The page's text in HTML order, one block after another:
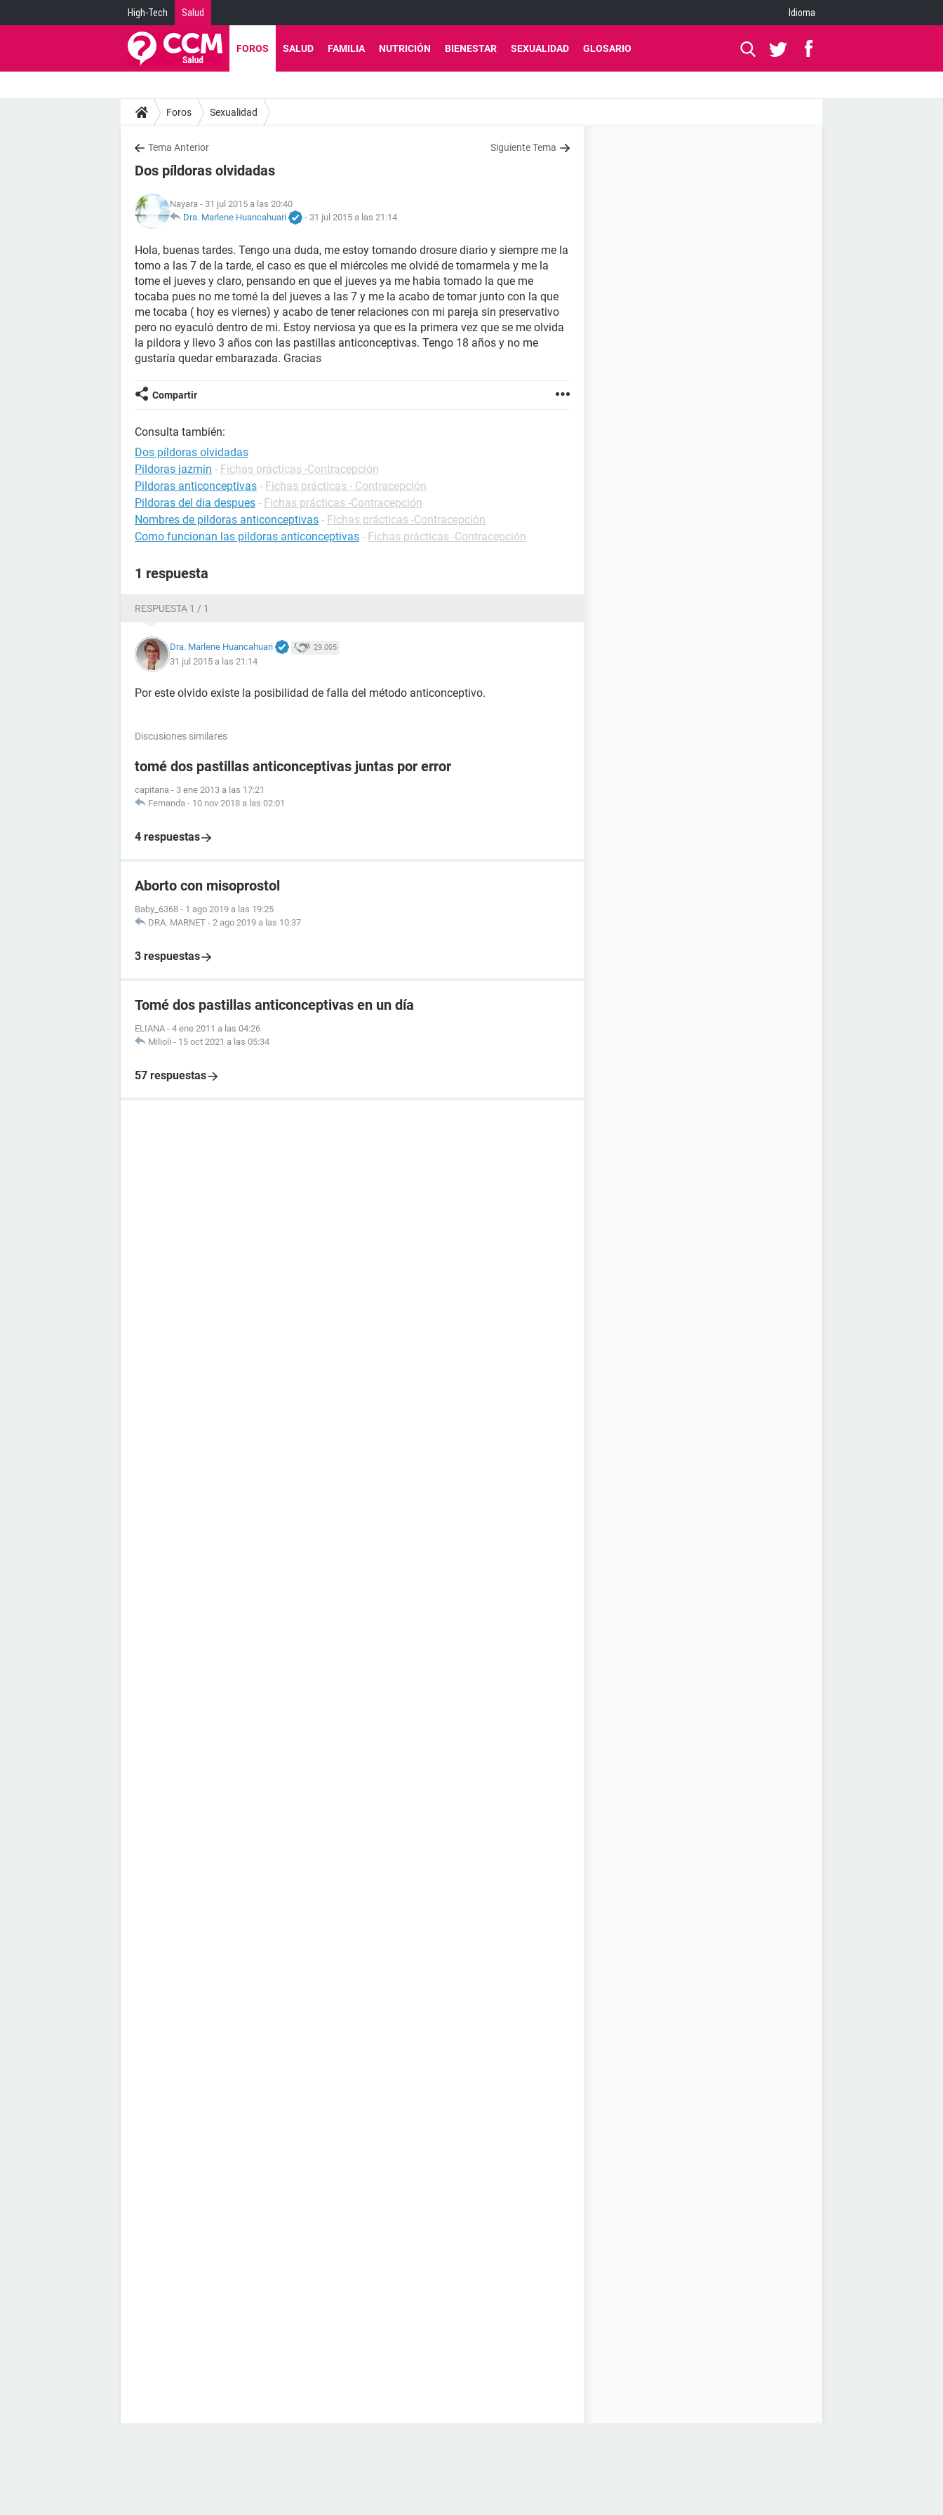
High-Tech Salud Idioma
FOROS SALUD FAMILIA NUTRICIÓN BIENESTAR SEXUALIDAD GLOSARIO
Foros Sexualidad
Tema Anterior Siguiente Tema
Dos píldoras olvidadas
Nayara - 31 jul 2015 a las 20:40
Dra. Marlene Huancahuari
- 31 jul 2015 a las 21:14
Hola, buenas tardes. Tengo una duda, me estoy tomando drosure diario y siempre me la
tomo a las 7 de la tarde, el caso es que el miércoles me olvidé de tomarmela y me la
tome el jueves y claro, pensando en que el jueves ya me habia tomado la que me
tocaba pues no me tomé la del jueves a las 7 y me la acabo de tomar junto con la que
me tocaba ( hoy es viernes) y acabo de tener relaciones con mi pareja sin preservativo
pero no eyaculó dentro de mi. Estoy nerviosa ya que es la primera vez que se me olvida
la pildora y llevo 3 años con las pastillas anticonceptivas. Tengo 18 años y no me
gustaría quedar embarazada. Gracias
Compartir
Consulta también:
Dos píldoras olvidadas
Pildoras jazmin - Fichas prácticas -Contracepción
Pildoras anticonceptivas - Fichas prácticas - Contracepción
Pildoras del dia despues - Fichas prácticas -Contracepción
Nombres de pildoras anticonceptivas - Fichas prácticas -Contracepción
Como funcionan las pildoras anticonceptivas - Fichas prácticas -Contracepción
1 respuesta
RESPUESTA 1 / 1
Dra. Marlene Huancahuari 29.005
31 jul 2015 a las 21:14
Por este olvido existe la posibilidad de falla del método anticonceptivo.
Discusiones similares
tomé dos pastillas anticonceptivas juntas por error
capitana - 3 ene 2013 a las 17:21
Fernanda - 10 nov 2018 a las 02:01
4 respuestas
Aborto con misoprostol
Baby_6368 - 1 ago 2019 a las 19:25
DRA. MARNET - 2 ago 2019 a las 10:37
3 respuestas
Tomé dos pastillas anticonceptivas en un día
ELIANA - 4 ene 2011 a las 04:26
Milioli - 15 oct 2021 a las 05:34
57 respuestas